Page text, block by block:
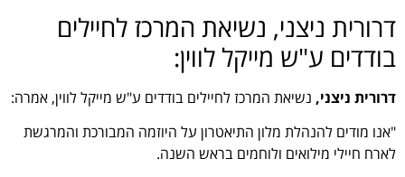
דרורית ניצני, נשיאת המרכז לחיילים
בודדים ע"ש מייקל לווין:
דרורית ניצני, נשיאת המרכז לחיילים בודדים ע"ש מייקל לווין, אמרה:
"אנו מודים להנהלת מלון התיאטרון על היוזמה המבורכת והמרגשת
לארח חיילי מילואים ולוחמים בראש השנה.